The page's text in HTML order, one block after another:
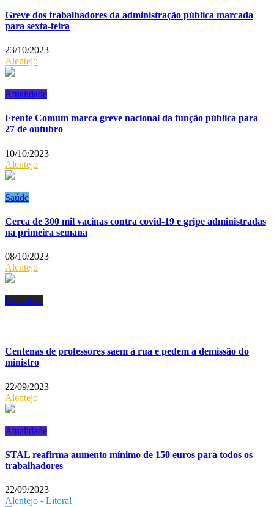
Greve dos trabalhadores da administração pública marcada
para sexta-feira
23/10/2023
Alentejo
Atualidade
Frente Comum marca greve nacional da função pública para
27 de outubro
10/10/2023
Alentejo
Saúde
Cerca de 300 mil vacinas contra covid-19 e gripe administradas
na primeira semana
08/10/2023
Alentejo
Educação
Centenas de professores saem à rua e pedem a demissão do
ministro
22/09/2023
Alentejo
Atualidade
STAL reafirma aumento mínimo de 150 euros para todos os
trabalhadores
22/09/2023
Alentejo - Litoral